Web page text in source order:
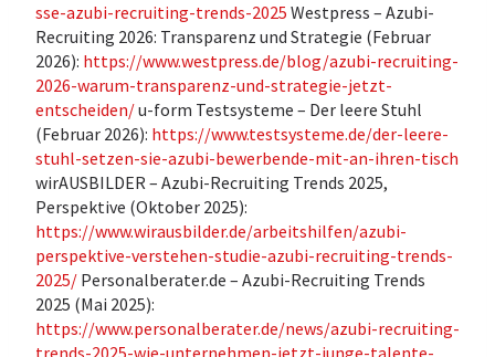
sse-azubi-recruiting-trends-2025 Westpress – Azubi-
Recruiting 2026: Transparenz und Strategie (Februar
2026): https://www.westpress.de/blog/azubi-recruiting-
2026-warum-transparenz-und-strategie-jetzt-
entscheiden/u-form Testsysteme – Der leere Stuhl
(Februar 2026): https://www.testsysteme.de/der-leere-
stuhl-setzen-sie-azubi-bewerbende-mit-an-ihren-tisch
wirAUSBILDER – Azubi-Recruiting Trends 2025,
Perspektive (Oktober 2025):
https://www.wirausbilder.de/arbeitshilfen/azubi-
perspektive-verstehen-studie-azubi-recruiting-trends-
2025/ Personalberater.de – Azubi-Recruiting Trends
2025 (Mai 2025):
https://www.personalberater.de/news/azubi-recruiting-
trends-2025-wie-unternehmen-jetzt-junge-talente-